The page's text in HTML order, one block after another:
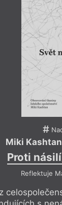
Miki Kashtan
Proti
Reflektuje